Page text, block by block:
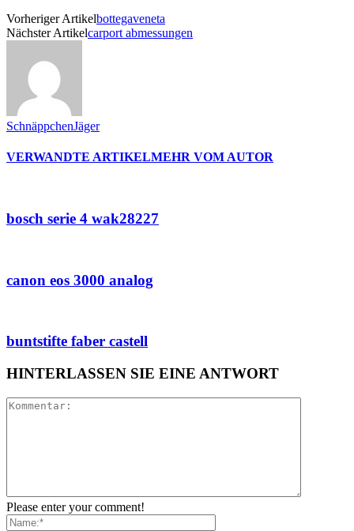
Vorheriger Artikelbottegaveneta
Nächster Artikelcarport abmessungen
SchnäppchenJäger
VERWANDTE ARTIKELMEHR VOM AUTOR
bosch serie 4 wak28227
canon eos 3000 analog
buntstifte faber castell
HINTERLASSEN SIE EINE ANTWORT
Please enter your comment!